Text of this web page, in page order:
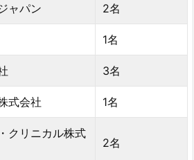
ャパン 2名
1名
3名
式会社 1名
クリニカル株式
2名